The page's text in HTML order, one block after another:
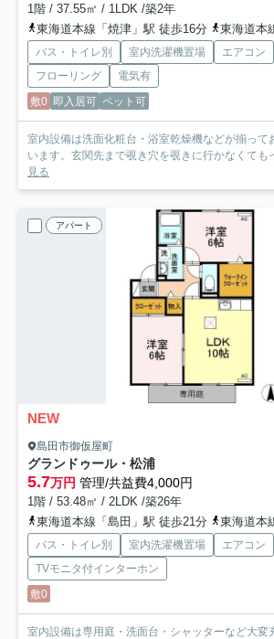
1階 / 37.55㎡ / 1LDK /築2年
東海道本線「焼津」駅 徒歩16分
東海道本線
バス・トイレ別 室内洗濯機置場 エアコン
フローリング
電気有
敷0 即入居可 ペット可
室内設備は洗面化粧台・浴室乾燥機などが揃って
います。玄関先まで覗き穴を覗きに行かなくても
見る
アパート
NEW
島田市御仮屋町
グランドゥール・松浦
5.7万円 管理/共益費4,000円
1階 / 53.48㎡ / 2LDK /築26年
東海道本線「島田」駅 徒歩21分
東海道本線
バス・トイレ別 室内洗濯機置場 エアコン
TVモニタ付インターホン
敷0
室内設備は専用庭・洗面台・シャッターなど大変